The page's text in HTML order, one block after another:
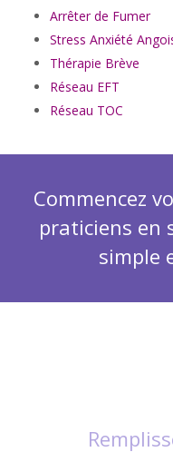
Arrêter de Fumer
Stress Anxiété
Thérapie Brève
Réseau EFT
Réseau TOC
Commencez
praticiens en
simple